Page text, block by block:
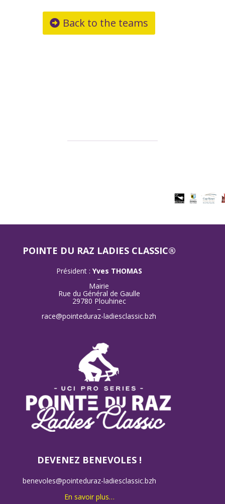
Back to the teams
POINTE DU RAZ LADIES CLASSIC®
Président : Yves THOMAS
–
Mairie
Rue du Général de Gaulle
29780 Plouhinec
–
race@pointeduraz-ladiesclassic.bzh
DEVENEZ BENEVOLES !
benevoles@pointeduraz-ladiesclassic.bzh
En savoir plus…